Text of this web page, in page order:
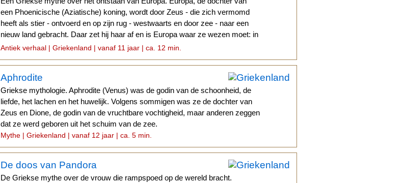
een Phoenicische (Aziatische) koning, wordt door Zeus - die zich vermomd
heeft als stier - ontvoerd en op zijn rug - westwaarts en door zee - naar een
nieuw land gebracht. Daar zet hij haar af en is Europa waar ze wezen moet: in
Europa.
Antiek verhaal | Griekenland | vanaf 11 jaar | ca. 12 min.
Aphrodite
Griekse mythologie. Aphrodite (Venus) was de godin van de schoonheid, de
liefde, het lachen en het huwelijk. Volgens sommigen was ze de dochter van
Zeus en Dione, de godin van de vruchtbare vochtigheid, maar anderen zeggen
dat ze werd geboren uit het schuim van de zee.
Mythe | Griekenland | vanaf 12 jaar | ca. 5 min.
De doos van Pandora
De Griekse mythe over de vrouw die rampspoed op de wereld bracht.